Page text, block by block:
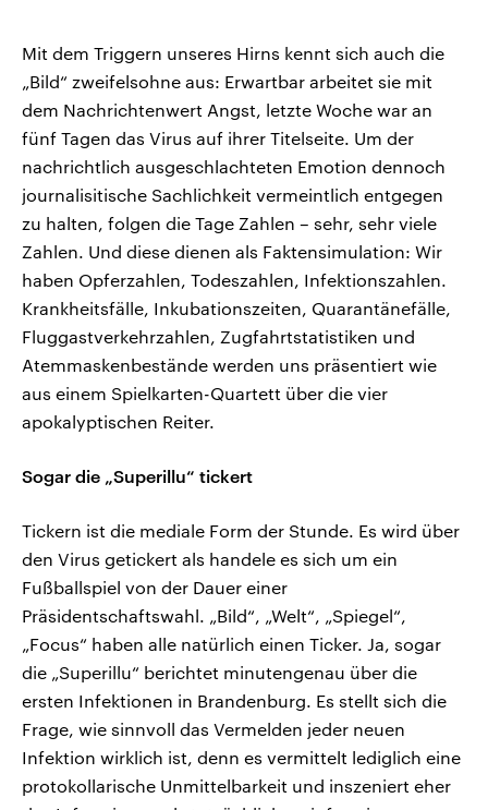
Mit dem Triggern unseres Hirns kennt sich auch die
„Bild“ zweifelsohne aus: Erwartbar arbeitet sie mit
dem Nachrichtenwert Angst, letzte Woche war an
fünf Tagen das Virus auf ihrer Titelseite. Um der
nachrichtlich ausgeschlachteten Emotion dennoch
journalisitische Sachlichkeit vermeintlich entgegen
zu halten, folgen die Tage Zahlen – sehr, sehr viele
Zahlen. Und diese dienen als Faktensimulation: Wir
haben Opferzahlen, Todeszahlen, Infektionszahlen.
Krankheitsfälle, Inkubationszeiten, Quarantänefälle,
Fluggastverkehrzahlen, Zugfahrtstatistiken und
Atemmaskenbestände werden uns präsentiert wie
aus einem Spielkarten-Quartett über die vier
apokalyptischen Reiter.
Sogar die „Superillu“ tickert
Tickern ist die mediale Form der Stunde. Es wird über
den Virus getickert als handele es sich um ein
Fußballspiel von der Dauer einer
Präsidentschaftswahl. „Bild“, „Welt“, „Spiegel“,
„Focus“ haben alle natürlich einen Ticker. Ja, sogar
die „Superillu“ berichtet minutengenau über die
ersten Infektionen in Brandenburg. Es stellt sich die
Frage, wie sinnvoll das Vermelden jeder neuen
Infektion wirklich ist, denn es vermittelt lediglich eine
protokollarische Unmittelbarkeit und inszeniert eher